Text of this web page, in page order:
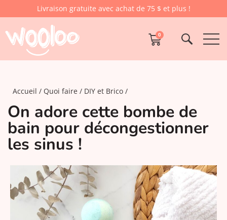
Livraison gratuite avec achat de 75 $ et plus !
0
Accueil Quoi faire DIY et Brico
On adore cette bombe de
bain pour décongestionner
les sinus !